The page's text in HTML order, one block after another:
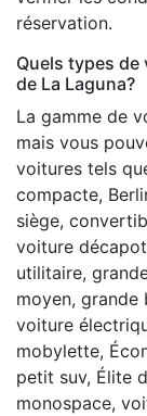
réservation.
Quels types
de La Laguna?
La gamme de
mais vous
voitures tels
compacte,
siège,
voiture
utilitaire,
moyen, grande
voiture
mobylette,
petit suv, Élite
monospace,